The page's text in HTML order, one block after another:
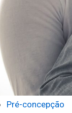
Pré-concepção